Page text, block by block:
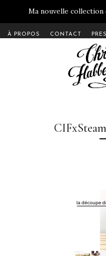
Ma nouvelle
À PROPOS CONTACT